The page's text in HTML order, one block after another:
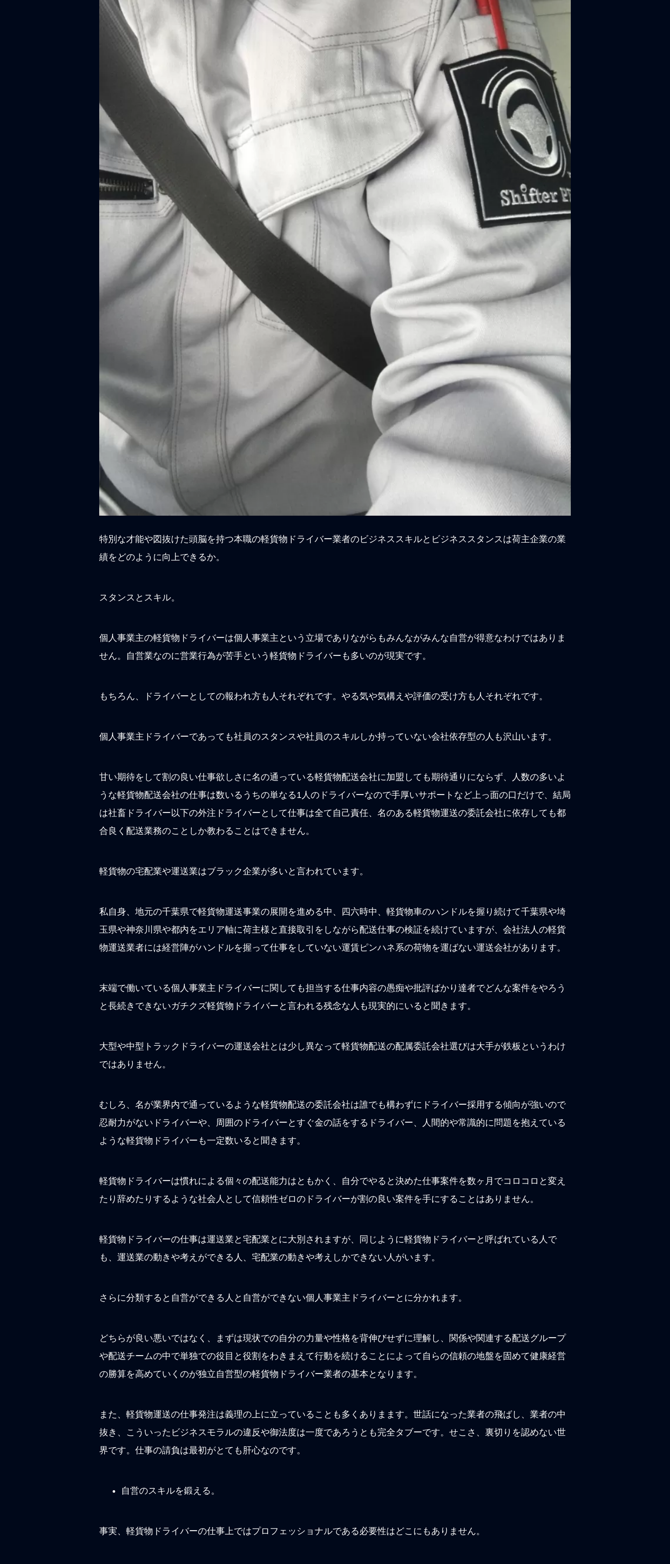
特別な才能や図抜けた頭脳を持つ本職の軽貨物ドライバー業者のビジネススキルとビジネススタンスは荷主企業の業
績をどのように向上できるか。
スタンスとスキル。
個人事業主の軽貨物ドライバーは個人事業主という立場でありながらもみんながみんな自営が得意なわけではありま
せん。自営業なのに営業行為が苦手という軽貨物ドライバーも多いのが現実です。
もちろん、ドライバーとしての報われ方も人それぞれです。やる気や気構えや評価の受け方も人それぞれです。
個人事業主ドライバーであっても社員のスタンスや社員のスキルしか持っていない会社依存型の人も沢山います。
甘い期待をして割の良い仕事欲しさに名の通っている軽貨物配送会社に加盟しても期待通りにならず、人数の多いよ
うな軽貨物配送会社の仕事は数いるうちの単なる1人のドライバーなので手厚いサポートなど上っ面の口だけで、結局
は社畜ドライバー以下の外注ドライバーとして仕事は全て自己責任、名のある軽貨物運送の委託会社に依存しても都
合良く配送業務のことしか教わることはできません。
軽貨物の宅配業や運送業はブラック企業が多いと言われています。
私自身、地元の千葉県で軽貨物運送事業の展開を進める中、四六時中、軽貨物車のハンドルを握り続けて千葉県や埼
玉県や神奈川県や都内をエリア軸に荷主様と直接取引をしながら配送仕事の検証を続けていますが、会社法人の軽貨
物運送業者には経営陣がハンドルを握って仕事をしていない運賃ピンハネ系の荷物を運ばない運送会社があります。
末端で働いている個人事業主ドライバーに関しても担当する仕事内容の愚痴や批評ばかり達者でどんな案件をやろう
と長続きできないガチクズ軽貨物ドライバーと言われる残念な人も現実的にいると聞きます。
大型や中型トラックドライバーの運送会社とは少し異なって軽貨物配送の配属委託会社選びは大手が鉄板というわけ
ではありません。
むしろ、名が業界内で通っているような軽貨物配送の委託会社は誰でも構わずにドライバー採用する傾向が強いので
忍耐力がないドライバーや、周囲のドライバーとすぐ金の話をするドライバー、人間的や常識的に問題を抱えている
ような軽貨物ドライバーも一定数いると聞きます。
軽貨物ドライバーは慣れによる個々の配送能力はともかく、自分でやると決めた仕事案件を数ヶ月でコロコロと変え
たり辞めたりするような社会人として信頼性ゼロのドライバーが割の良い案件を手にすることはありません。
軽貨物ドライバーの仕事は運送業と宅配業とに大別されますが、同じように軽貨物ドライバーと呼ばれている人で
も、運送業の動きや考えができる人、宅配業の動きや考えしかできない人がいます。
さらに分類すると自営ができる人と自営ができない個人事業主ドライバーとに分かれます。
どちらが良い悪いではなく、まずは現状での自分の力量や性格を背伸びせずに理解し、関係や関連する配送グループ
や配送チームの中で単独での役目と役割をわきまえて行動を続けることによって自らの信頼の地盤を固めて健康経営
の勝算を高めていくのが独立自営型の軽貨物ドライバー業者の基本となります。
また、軽貨物運送の仕事発注は義理の上に立っていることも多くありまます。世話になった業者の飛ばし、業者の中
抜き、こういったビジネスモラルの違反や御法度は一度であろうとも完全タブーです。せこさ、裏切りを認めない世
界です。仕事の請負は最初がとても肝心なのです。
自営のスキルを鍛える。
事実、軽貨物ドライバーの仕事上ではプロフェッショナルである必要性はどこにもありません。